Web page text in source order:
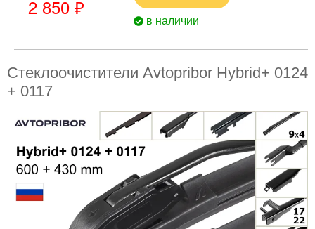
2 850 ₽
в наличии
Стеклоочистители Avtopribor Hybrid+ 0124
+ 0117